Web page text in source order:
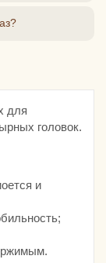
для
головок.
и